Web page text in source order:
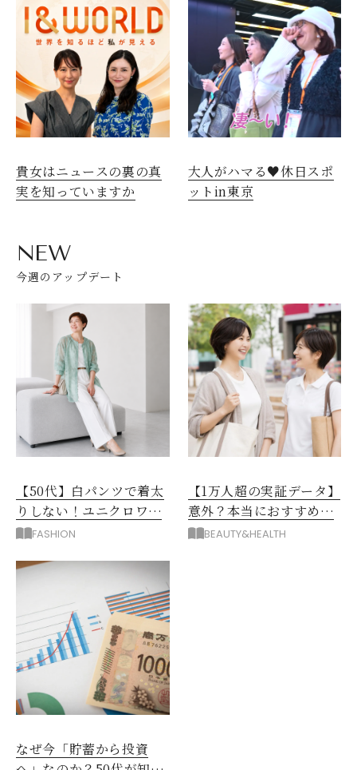
貴女はニュースの裏の真
実を知っていますか
大人がハマる♥休日スポ
ットin東京
NEW
今週のアップデート
【50代】白パンツで着太
りしない！ユニクロワイ
ドパンツ夏の着回しテク
FASHION
【1万人超の実証データ】
意外？本当におすすめな
運動とストレス解消法と
BEAUTY&HEALTH
なぜ今「貯蓄から投資